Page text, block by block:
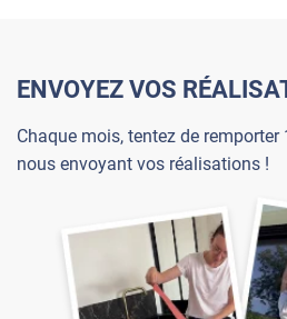
ENVOYEZ VOS
Chaque mois, tentez de
nous envoyant vos réalisations !